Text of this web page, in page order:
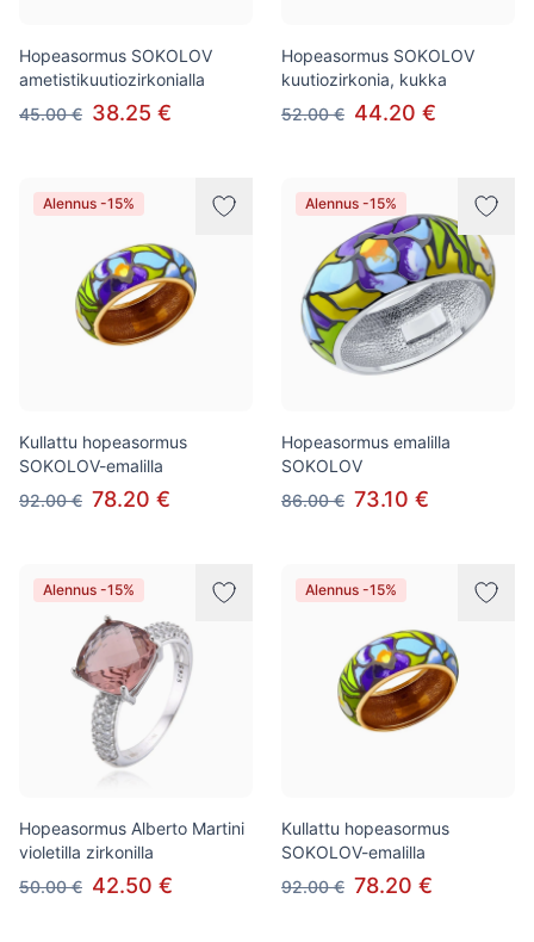
Hopeasormus SOKOLOV
ametistikuutiozirkonialla
45.00 € 38.25 €
Hopeasormus SOKOLOV
kuutiozirkonia, kukka
52.00 € 44.20 €
Alennus -15%
Kullattu hopeasormus
SOKOLOV-emalilla
92.00 € 78.20 €
Alennus -15%
Hopeasormus emalilla
SOKOLOV
86.00 € 73.10 €
Alennus -15%
Hopeasormus Alberto Martini
violetilla zirkonilla
50.00 € 42.50 €
Alennus -15%
Kullattu hopeasormus
SOKOLOV-emalilla
92.00 € 78.20 €